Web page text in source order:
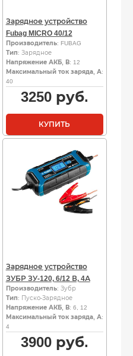
Зарядное устройство
Fubag MICRO 40/12
Производитель: FUBAG
Тип: Зарядное
Напряжение АКБ, В: 12
Максимальный ток заряда, А:
40
3250руб.
КУПИТЬ
Зарядное устройство
ЗУБР ЗУ-120, 6/12 В, 4А
Производитель: Зубр
Тип: Пуско-Зарядное
Напряжение АКБ, В: 6, 12
Максимальный ток заряда, А:
4
3900руб.